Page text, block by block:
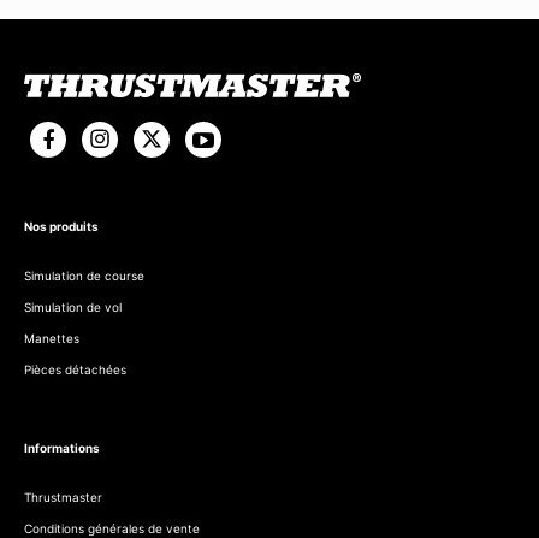
Nos produits
Simulation de course
Simulation de vol
Manettes
Pièces détachées
Informations
Thrustmaster
Conditions générales de vente